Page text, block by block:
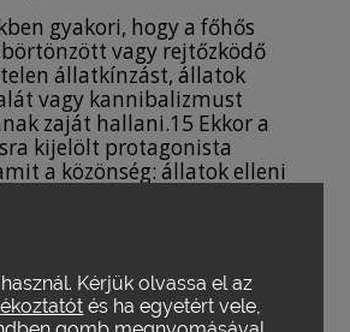
gyakori, hogy a főhős
vagy rejtőzködő
állatkínzást, állatok
vagy kannibalizmust
zaját hallani.15 Ekkor a
kijelölt protagonista
a közönség: állatok elleni
realistán és önreflexíven
és a nyugati világ,
média és bulvár kritikája,
Kérjük olvassa el az
és ha egyetért vele,